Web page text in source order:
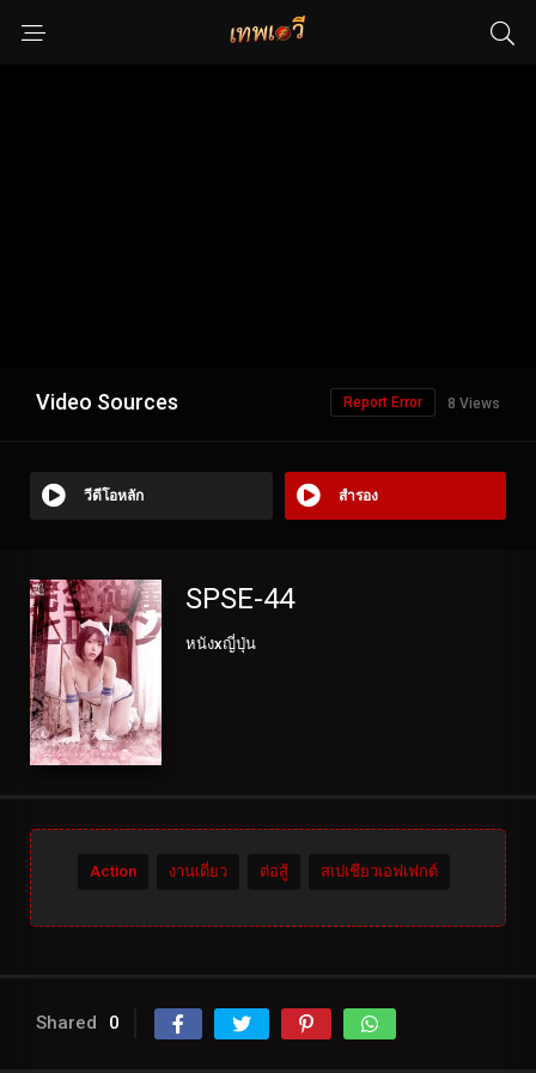
Video Sources 8 Views
Report Error
วีดีโอหลัก สำรอง
SPSE-44
หนังxญี่ปุ่น
Action งานเดี่ยว ต่อสู้ สเปเชียวเอฟเฟกต์
Shared 0